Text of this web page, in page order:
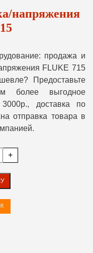
напряжения
продажа и
FLUKE 715
Предоставьте
более выгодное
доставка по
отправка товара в
+